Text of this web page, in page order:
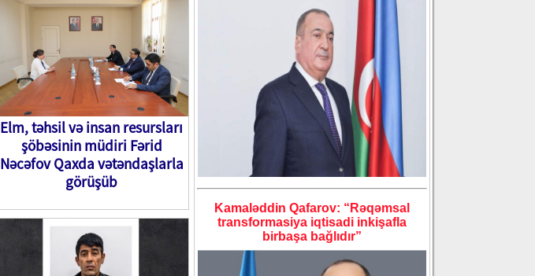
Elm, təhsil və insan resursları
şöbəsinin müdiri Fərid
Nəcəfov Qaxda vətəndaşlarla
görüşüb
Kamaləddin Qafarov: “Rəqəmsal
transformasiya iqtisadi inkişafla
birbaşa bağlıdır”